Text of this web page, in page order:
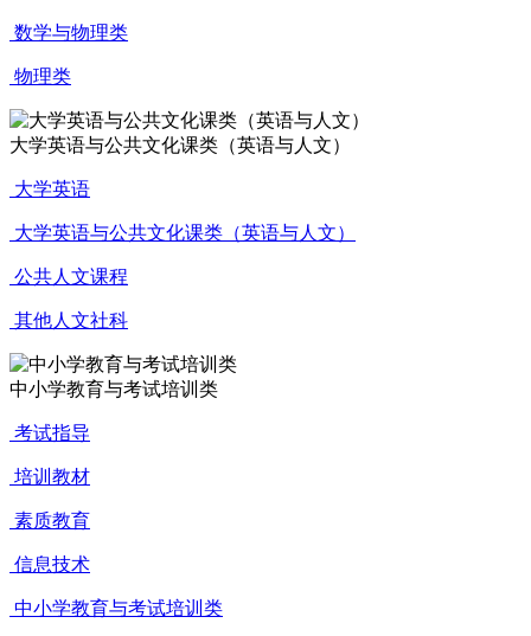
数学与物理类
物理类
大学英语与公共文化课类（英语与人文）
大学英语
大学英语与公共文化课类（英语与人文）
公共人文课程
其他人文社科
中小学教育与考试培训类
考试指导
培训教材
素质教育
信息技术
中小学教育与考试培训类